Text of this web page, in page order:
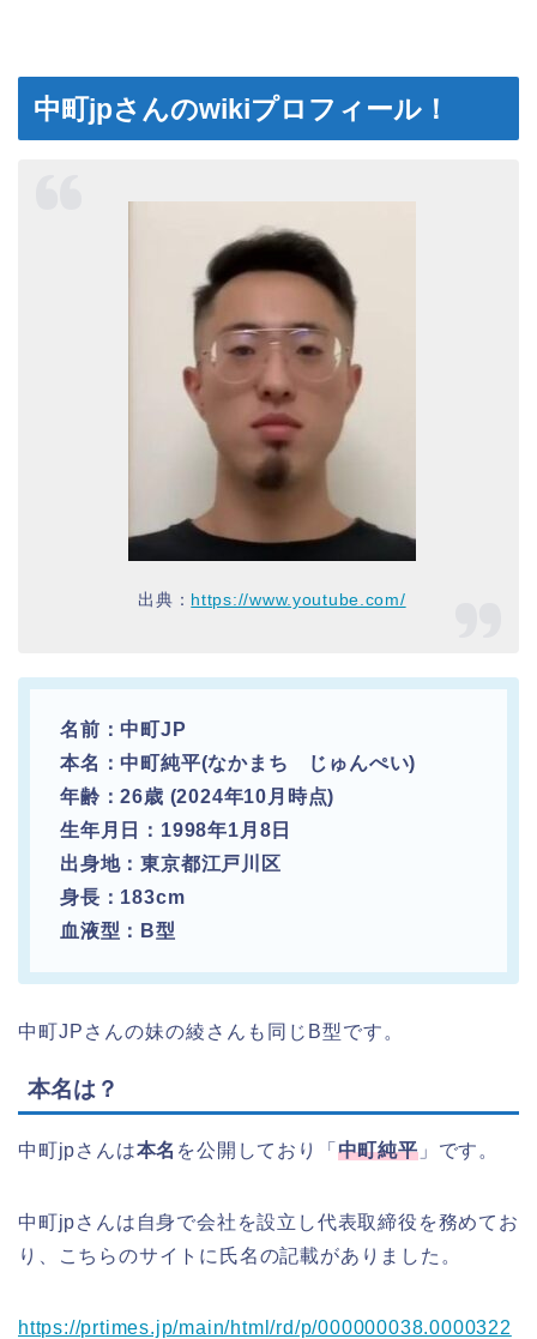
中町jpさんのwikiプロフィール！
出典： https://www.youtube.com/
名前：中町JP
本名：中町純平(なかまち じゅんぺい)
年齢：26歳 (2024年10月時点)
生年月日：1998年1月8日
出身地：東京都江戸川区
身長：183cm
血液型：B型
中町JPさんの妹の綾さんも同じB型です。
本名は？
中町jpさんは本名 を公開しており「 中町純平」です。
中町jpさんは自身で会社を設立し代表取締役を務めてお
り、こちらのサイトに氏名の記載がありました。
https://prtimes.jp/main/html/rd/p/000000038.0000322